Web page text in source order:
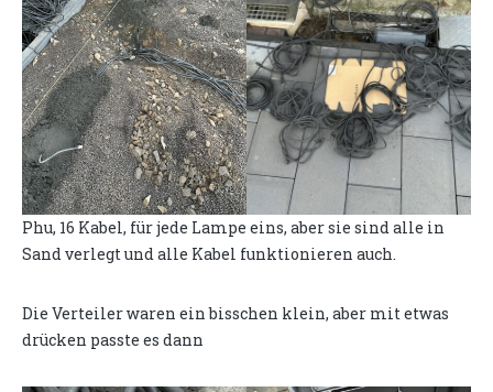
Phu, 16 Kabel, für jede Lampe eins, aber sie sind alle in
Sand verlegt und alle Kabel funktionieren auch.
Die Verteiler waren ein bisschen klein, aber mit etwas
drücken passte es dann